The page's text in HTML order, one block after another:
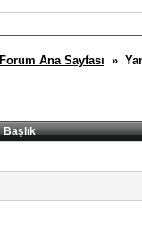
Forum Ana Sayfası »
Başlık